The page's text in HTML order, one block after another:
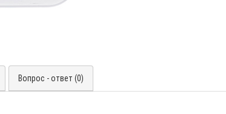
Вопрос - ответ (0)